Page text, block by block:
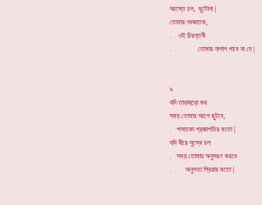
আস্তে চল, ছুটোনা |
তোমার নবজাতক,
. ওই চিরন্তনী
. তোমার নাগাল পাবে না যে |
৯
যদি তাড়াহুড়ো কর
সময় তোমার আগে ছুটবে,
. পলাতকা প্রজাপতির মতো |
যদি ধীরে সুস্থে চল
. সময় তোমায় অনুসরণ করবে
. অনুগতা প্রিয়ার মতো |